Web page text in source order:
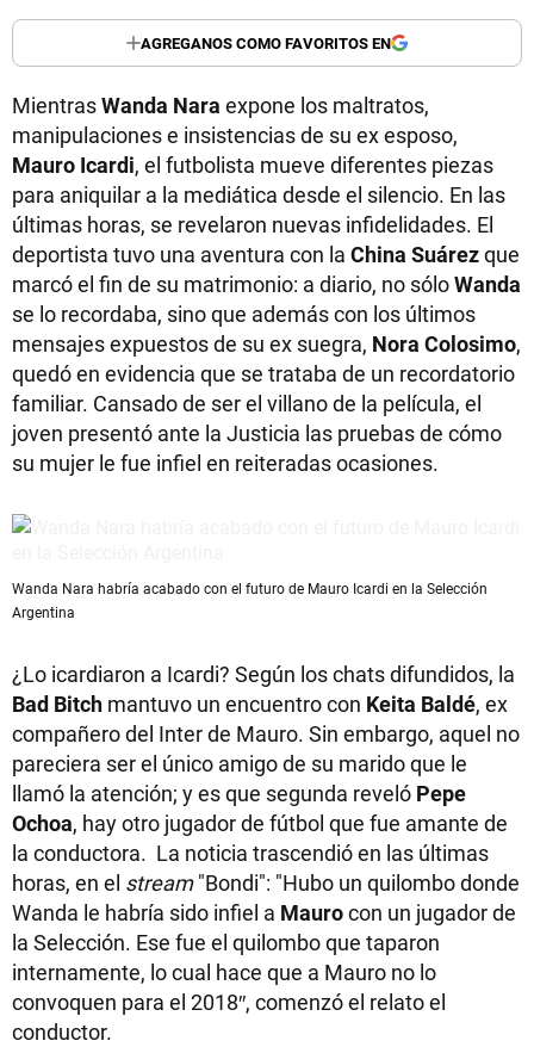
AGREGANOS COMO FAVORITOS EN
MientrasWanda Nara expone los maltratos,
manipulaciones e insistencias de su ex esposo,
Mauro Icardi, el futbolista mueve diferentes piezas
para aniquilar a la mediática desde el silencio. En las
últimas horas, se revelaron nuevas infidelidades. El
deportista tuvo una aventura con la China Suárezque
marcó el fin de su matrimonio: a diario, no sóloWanda
se lo recordaba, sino que además con los últimos
mensajes expuestos de su ex suegra, Nora Colosimo,
quedó en evidencia que se trataba de un recordatorio
familiar. Cansado de ser el villano de la película, el
joven presentó ante la Justicia las pruebas de cómo
su mujer le fue infiel en reiteradas ocasiones.
Wanda Nara habría acabado con el futuro de Mauro Icardi en la Selección
Argentina
¿Lo icardiaron a Icardi? Según los chats difundidos, la
Bad Bitch mantuvo un encuentro con Keita Baldé, ex
compañero del Inter de Mauro. Sin embargo, aquel no
pareciera ser el único amigo de su marido que le
llamó la atención; y es que segunda reveló Pepe
Ochoa, hay otro jugador de fútbol que fue amante de
la conductora. La noticia trascendió en las últimas
horas, en el stream"Bondi": "Hubo un quilombo donde
Wanda le habría sido infiel a Maurocon un jugador de
la Selección. Ese fue el quilombo que taparon
internamente, lo cual hace que a Mauro no lo
convoquen para el 2018″, comenzó el relato el
conductor.